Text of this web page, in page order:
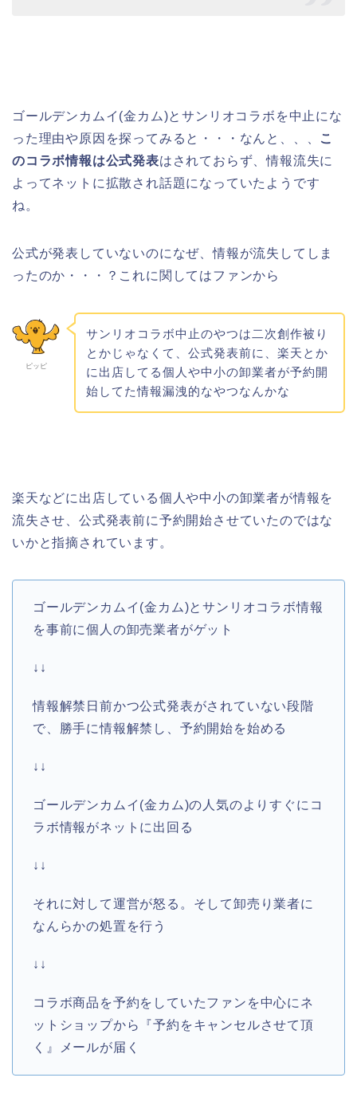
ゴールデンカムイ(金カム)とサンリオコラボを中止にな
った理由や原因を探ってみると・・・なんと、、、 こ
のコラボ情報は公式発表はされておらず、情報流失に
よってネットに拡散され話題になっていたようです
ね。
公式が発表していないのになぜ、情報が流失してしま
ったのか・・・？これに関してはファンから
ピッピ
サンリオコラボ中止のやつは二次創作被り
とかじゃなくて、公式発表前に、楽天とか
に出店してる個人や中小の卸業者が予約開
始してた情報漏洩的なやつなんかな
楽天などに出店している個人や中小の卸業者が情報を
流失させ、公式発表前に予約開始させていたのではな
いかと指摘されています。
ゴールデンカムイ(金カム)とサンリオコラボ情報
を事前に個人の卸売業者がゲット
↓↓
情報解禁日前かつ公式発表がされていない段階
で、勝手に情報解禁し、予約開始を始める
↓↓
ゴールデンカムイ(金カム)の人気のよりすぐにコ
ラボ情報がネットに出回る
↓↓
それに対して運営が怒る。そして卸売り業者に
なんらかの処置を行う
↓↓
コラボ商品を予約をしていたファンを中心にネ
ットショップから『予約をキャンセルさせて頂
く』メールが届く